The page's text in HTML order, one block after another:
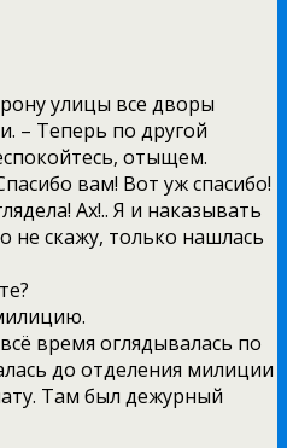
улицы все дворы
– Теперь по другой
отыщем.
вам! Вот уж спасибо!
Ах!.. Я и наказывать
не скажу, только нашлась
время оглядывалась по
до отделения милиции
Там был дежурный